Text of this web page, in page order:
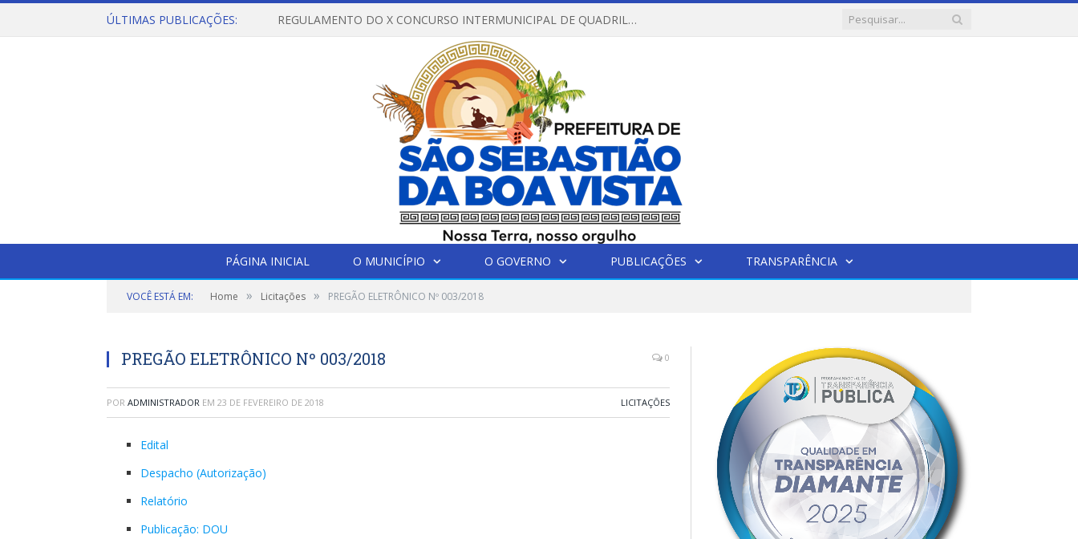
ÚLTIMAS PUBLICAÇÕES: REGULAMENTO DO X CONCURSO INTERMUNICIPAL DE QUADRILHAS JUNINAS – 2026 – ARRAIÁ DA VENEZA
PÁGINA INICIAL O MUNICÍPIO O GOVERNO PUBLICAÇÕES TRANSPARÊNCIA
VOCÊ ESTÁ EM: Home » Licitações » PREGÃO ELETRÔNICO Nº 003/2018
PREGÃO ELETRÔNICO Nº 003/2018 0
POR ADMINISTRADOR EM 23 DE FEVEREIRO DE 2018 LICITAÇÕES
Edital
Despacho (Autorização)
Relatório
Publicação: DOU